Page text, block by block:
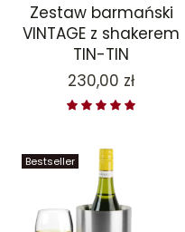
Zestaw barmański
VINTAGE z shakerem
TIN-TIN
Cena
230,00 zł
Bestseller